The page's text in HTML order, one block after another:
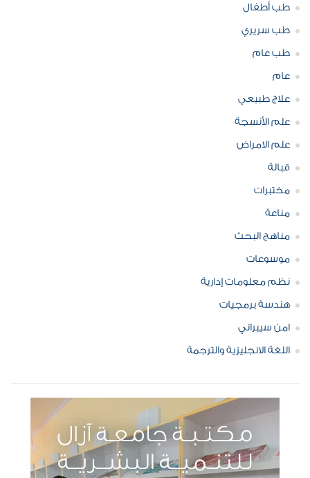
طب أطفال
طب سريري
طب عام
عام
علاج طبيعي
علم الأنسجة
علم الامراض
قبالة
مختبرات
مناعة
مناهج البحث
موسوعات
نظم معلومات إدارية
هندسة برمجيات
امن سيبراني
اللغة الانجليزية والترجمة